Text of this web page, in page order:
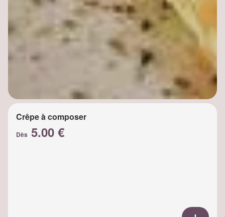
Crêpe à composer
Dès 5.00 €